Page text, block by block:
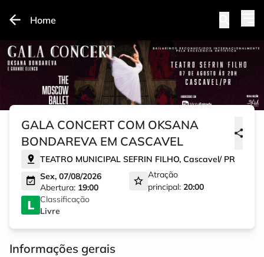
Home
GALA CONCERT COM OKSANA
BONDAREVA EM CASCAVEL
TEATRO MUNICIPAL SEFRIN FILHO, Cascavel/ PR
Sex, 07/08/2026
Abertura: 19:00
Atração
principal: 20:00
Classificação
Livre
Informações gerais